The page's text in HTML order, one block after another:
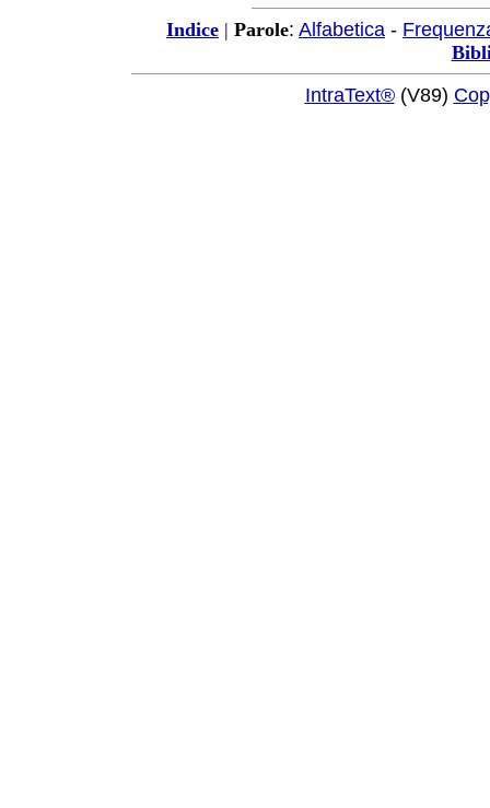
Indice | Parole: Alfabetica -
IntraText®(V89)